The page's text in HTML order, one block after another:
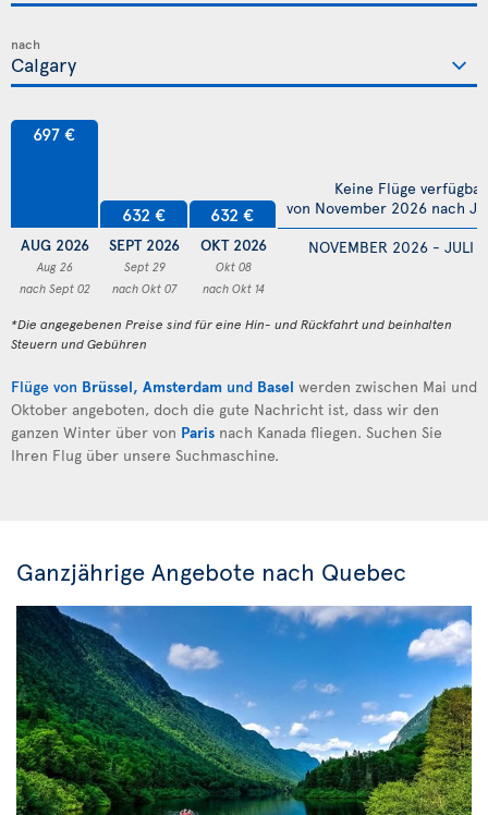
nach
697 €
AUG 2026
Aug 26
nach Sept 02
632 €
SEPT 2026
Sept 29
nach Okt 07
632 €
OKT 2026
Okt 08
nach Okt 14
NOVEMBER 2026 - JULI
Keine Flüge verfügbar
von November 2026 nach
*Die angegebenen Preise sind für eine Hin- und Rückfahrt und beinhalten
Steuern und Gebühren
Flüge von Brüssel, Amsterdam und Basel werden zwischen Mai und
Oktober angeboten, doch die gute Nachricht ist, dass wir den
ganzen Winter über von Paris nach Kanada fliegen. Suchen Sie
Ihren Flug über unsere Suchmaschine.
Ganzjährige Angebote nach Quebec